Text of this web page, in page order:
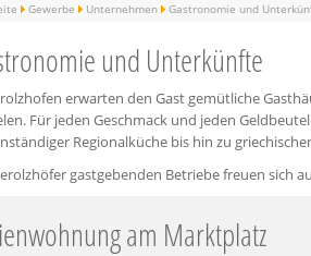
Gewerbe Unternehmen Gastronomie und
und Unterkünfte
erwarten den Gast gemütliche
Für jeden Geschmack und jeden
Regionalküche bis hin zu
gastgebenden Betriebe freuen sich
am Marktplatz